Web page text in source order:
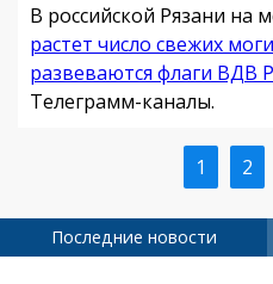
В российской Рязани на
растет число свежих
развеваются флаги ВДВ
Телеграмм-каналы.
Текущая
1 2
Последние новости